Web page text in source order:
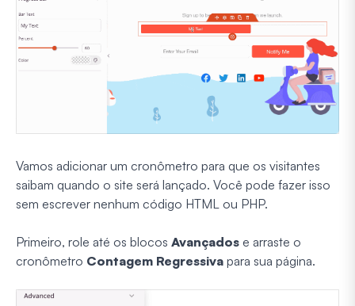
Vamos adicionar um cronômetro para que os visitantes
saibam quando o site será lançado. Você pode fazer isso
sem escrever nenhum código HTML ou PHP.
Primeiro, role até os blocos Avançados e arraste o
cronômetro Contagem Regressiva para sua página.